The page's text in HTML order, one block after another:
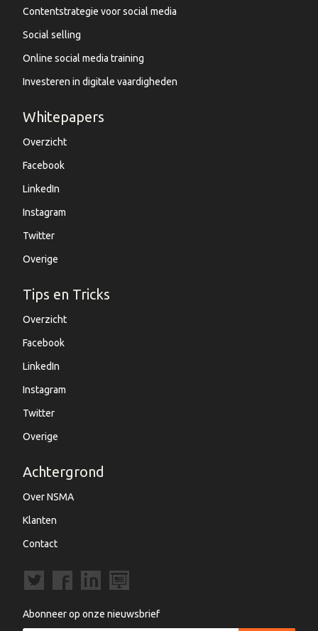
Contentstrategie voor social media
Social selling
Online social media training
Investeren in digitale vaardigheden
Whitepapers
Overzicht
Facebook
LinkedIn
Instagram
Twitter
Overige
Tips en Tricks
Overzicht
Facebook
LinkedIn
Instagram
Twitter
Overige
Achtergrond
Over NSMA
Klanten
Contact
Abonneer op onze nieuwsbrief